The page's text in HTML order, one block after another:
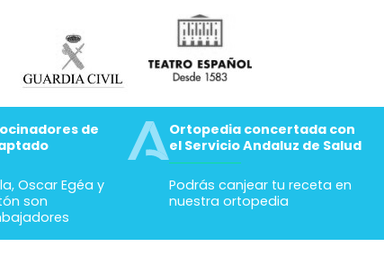
de
Oscar Egéa y
son
Ortopedia concertada con
el Servicio Andaluz de Salud
Podrás canjear tu receta en
nuestra ortopedia